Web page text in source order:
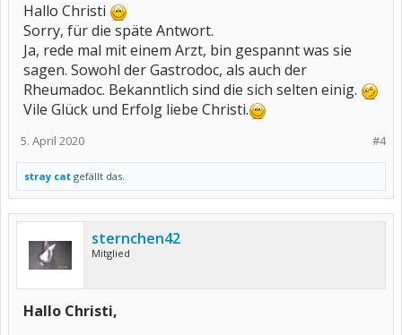
Hallo Christi
Sorry, für die späte Antwort.
Ja, rede mal mit einem Arzt, bin gespannt was sie
sagen. Sowohl der Gastrodoc, als auch der
Rheumadoc. Bekanntlich sind die sich selten einig.
Vile Glück und Erfolg liebe Christi.
#4
5. April 2020
stray cat gefällt das.
sternchen42
Mitglied
Hallo Christi,